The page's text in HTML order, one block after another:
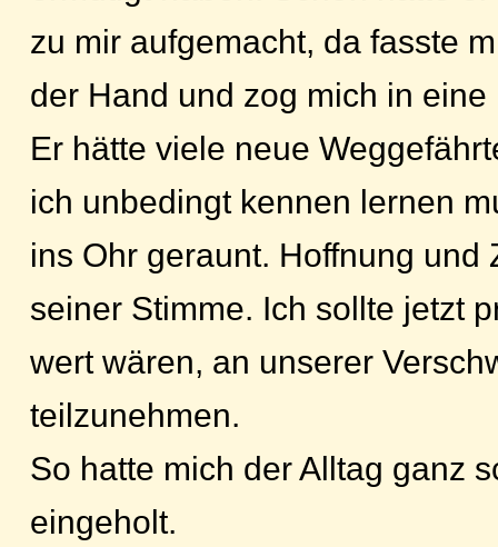
zu mir aufgemacht, da fasste
der Hand und zog mich in
Er hätte viele neue
ich unbedingt kennen lernen
ins Ohr geraunt. Hoffnung und
seiner Stimme. Ich sollte jetzt
wert wären, an unserer
teilzunehmen.
So hatte mich der Alltag ganz
eingeholt.